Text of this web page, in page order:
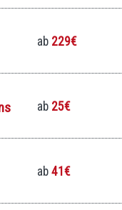
ab229€
ab25€
ab41€